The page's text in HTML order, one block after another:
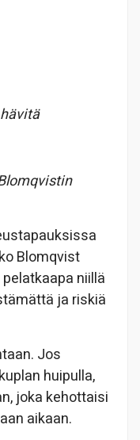
Blomqvist
niillä
ja riskiä
Jos
huipulla,
joka kehottaisi
aikaan.